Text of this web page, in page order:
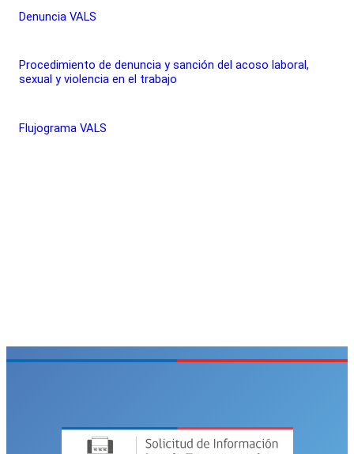
Denuncia VALS
Procedimiento de denuncia y sanción del acoso laboral,
sexual y violencia en el trabajo
Flujograma VALS